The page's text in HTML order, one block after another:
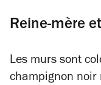
Reine-mère
Les murs sont
champignon noir